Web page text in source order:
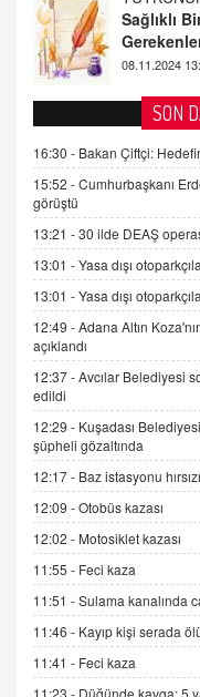
FARUK
Tezkere
AV.
Kişisel
gelişimi
15.09.2025
SEHER
Kış
9.12.2025
İNCİ GÜL
Trump
06.07.2026
ADEM
Esed
Sednaya
11.12.2024
DR.
Gerçek
19.07.2025
SON
16:30 - Bakan Çiftçi:
15:52 -Cumhurbaşkanı
görüştü
13:21 -30 ilde DEAŞ
13:01 -Yasa dışı
13:01 -Yasa dışı
12:49 -Adana Altın
açıklandı
12:37 -Avcılar Belediyesi
edildi
12:29 - Kuşadası
şüpheli gözaltında
12:17 - Baz istasyonu
12:09 -Otobüs kazası
12:02 - Motosiklet kazası
11:55 - Feci kaza
11:51 -Sulama kanalında
11:46 - Kayıp kişi serada
11:41 - Feci kaza